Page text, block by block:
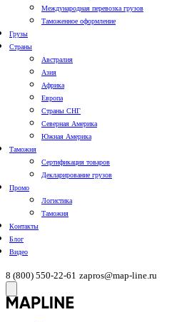
Международная перевозка грузов
Таможенное оформление
Грузы
Страны
Австралия
Азия
Африка
Европа
Страны СНГ
Северная Америка
Южная Америка
Таможня
Сертификация товаров
Декларирование грузов
Промо
Логистика
Таможня
Контакты
Блог
Видео
8 (800) 550-22-61 zapros@map-line.ru